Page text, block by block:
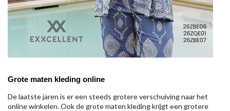
Grote maten kleding online
De laatste jaren is er een steeds grotere verschuiving naar het
online winkelen. Ook de grote maten kleding krijgt een grotere